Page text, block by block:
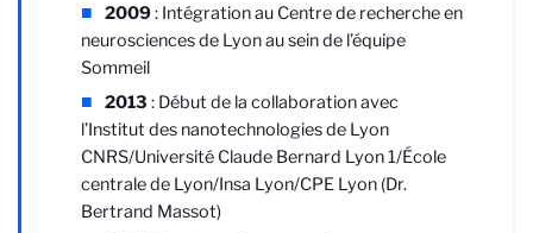
2009: Intégration au Centre de recherche en
neurosciences de Lyon au sein de l’équipe
Sommeil
2013 : Début de la collaboration avec
l’Institut des nanotechnologies de Lyon
CNRS/Université Claude Bernard Lyon 1/École
centrale de Lyon/Insa Lyon/CPE Lyon (Dr.
Bertrand Massot)